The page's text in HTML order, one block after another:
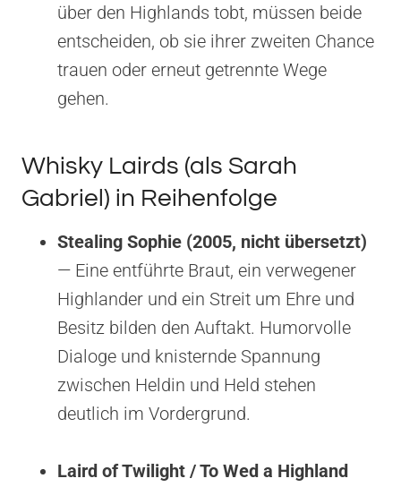
über den Highlands tobt, müssen beide
entscheiden, ob sie ihrer zweiten Chance
trauen oder erneut getrennte Wege
gehen.
Whisky Lairds (als Sarah
Gabriel) in Reihenfolge
Stealing Sophie (2005, nicht übersetzt)
— Eine entführte Braut, ein verwegener
Highlander und ein Streit um Ehre und
Besitz bilden den Auftakt. Humorvolle
Dialoge und knisternde Spannung
zwischen Heldin und Held stehen
deutlich im Vordergrund.
Laird of Twilight / To Wed a Highland